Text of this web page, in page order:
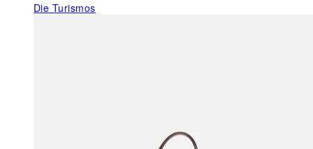
Die Turismos